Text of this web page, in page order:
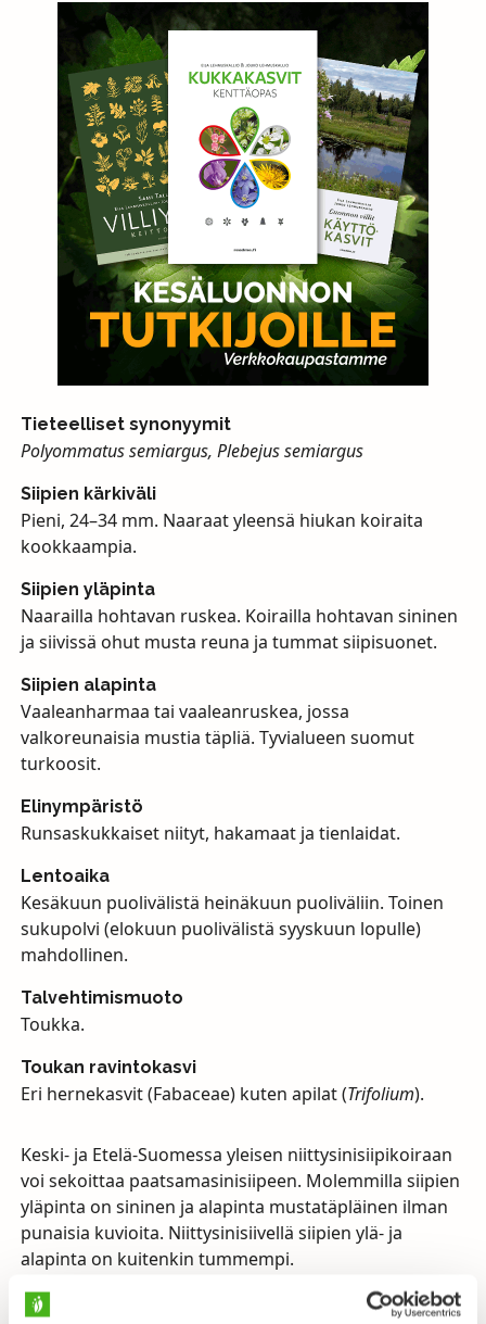
Tieteelliset synonyymit
Polyommatus semiargus, Plebejus semiargus
Siipien kärkiväli
Pieni, 24–34 mm. Naaraat yleensä hiukan koiraita
kookkaampia.
Siipien yläpinta
Naarailla hohtavan ruskea. Koirailla hohtavan sininen
ja siivissä ohut musta reuna ja tummat siipisuonet.
Siipien alapinta
Vaaleanharmaa tai vaaleanruskea, jossa
valkoreunaisia mustia täpliä. Tyvialueen suomut
turkoosit.
Elinympäristö
Runsaskukkaiset niityt, hakamaat ja tienlaidat.
Lentoaika
Kesäkuun puolivälistä heinäkuun puoliväliin. Toinen
sukupolvi (elokuun puolivälistä syyskuun lopulle)
mahdollinen.
Talvehtimismuoto
Toukka.
Toukan ravintokasvi
Eri hernekasvit (Fabaceae) kuten apilat (Trifolium).
Keski- ja Etelä-Suomessa yleisen niittysinisiipikoiraan
voi sekoittaa paatsamasinisiipeen. Molemmilla siipien
yläpinta on sininen ja alapinta mustatäpläinen ilman
punaisia kuvioita. Niittysinisiivellä siipien ylä- ja
alapinta on kuitenkin tummempi.
Niittysinisiipinaaraat muistuttavat pikkusinisiipiä,
mutta ovat suurempia. Lisäksi etusiiven alapinnan